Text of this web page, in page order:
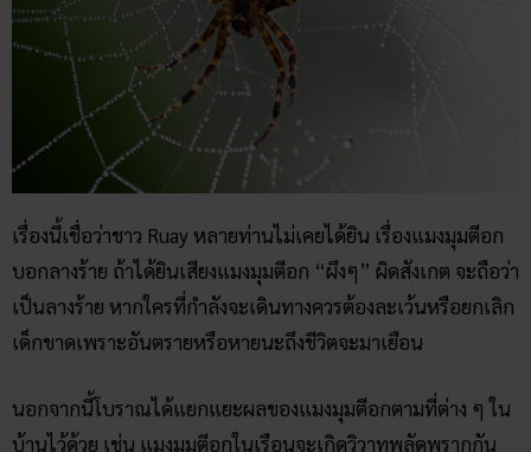
เรื่องนี้เชื่อว่าชาว Ruay หลายท่านไม่เคยได้ยิน เรื่องแมงมุมตีอก
บอกลางร้าย ถ้าได้ยินเสียงแมงมุมตีอก “ผึงๆ” ผิดสังเกต จะถือว่า
เป็นลางร้าย หากใครที่กำลังจะเดินทางควรต้องละเว้นหรือยกเลิก
เด็กขาดเพราะอันตรายหรือหายนะถึงชีวิตจะมาเยือน
นอกจากนี้โบราณได้แยกแยะผลของแมงมุมตีอกตามที่ต่าง ๆ ใน
บ้านไว้ด้วย เช่น แมงมุมตีอกในเรือนจะเกิดวิวาทพลัดพรากกัน